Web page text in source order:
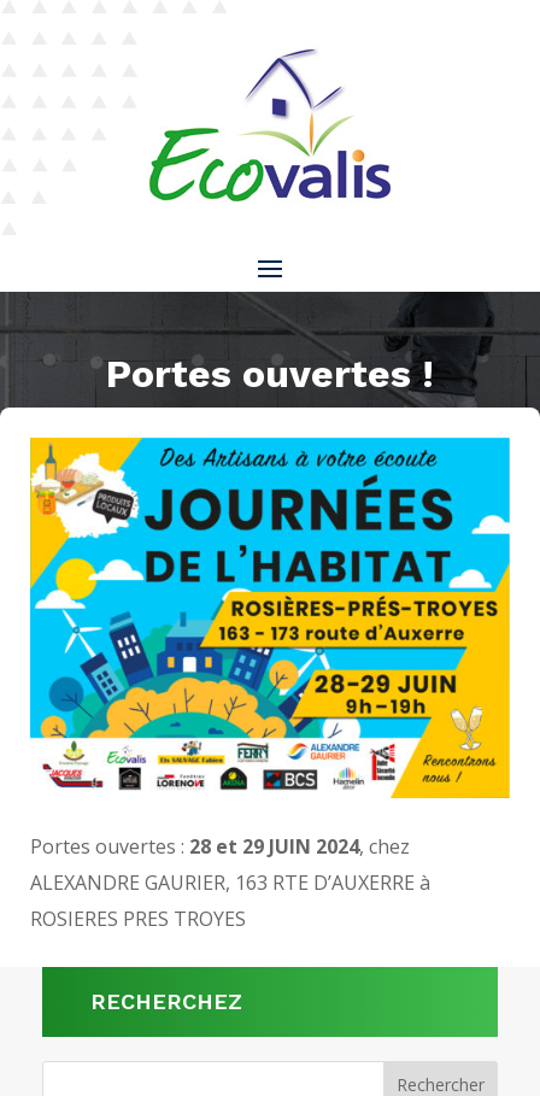
Portes ouvertes !
Portes ouvertes : 28 et 29 JUIN 2024, chez
ALEXANDRE GAURIER, 163 RTE D’AUXERRE à
ROSIERES PRES TROYES
RECHERCHEZ